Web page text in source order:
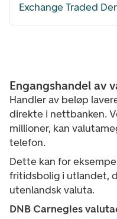
Exchange Traded
Engangshandel av
Handler av beløp
direkte i nettbanken.
millioner, kan
telefon.
Dette kan for
fritidsbolig i utlandet,
utenlandsk valuta.
DNB Carnegies